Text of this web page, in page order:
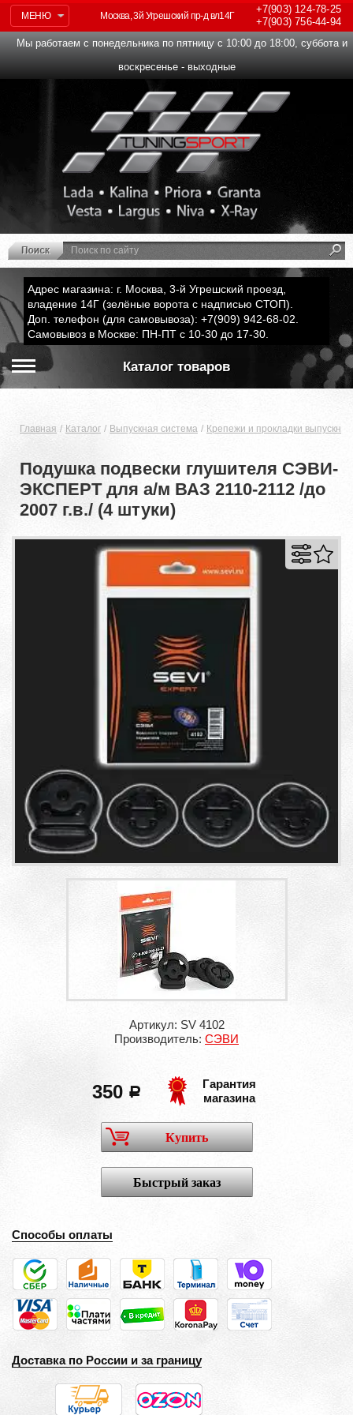
МЕНЮ
+7(903)124-78-25
+7(903)756-44-94
Москва, 3й Угрешский пр-д вл14Г
Мы работаем с понедельника по пятницу с 10:00 до 18:00, суббота и
воскресенье - выходные
Адрес магазина: г. Москва, 3-й Угрешский проезд,
владение 14Г (зелёные ворота с надписью СТОП).
Доп. телефон (для самовывоза): +7(909) 942-68-02.
Самовывоз в Москве: ПН-ПТ с 10-30 до 17-30.
Каталог товаров
Главная Каталог Выпускная система Крепежи и прокладки
Подушка подвески глушителя СЭВИ-
ЭКСПЕРТ для а/м ВАЗ 2110-2112 /до
2007 г.в./ (4 штуки)
Артикул: SV 4102
Производитель: СЭВИ
350 a
Гарантия
магазина
Купить
Быстрый заказ
Способы оплаты
Доставка по России и за границу